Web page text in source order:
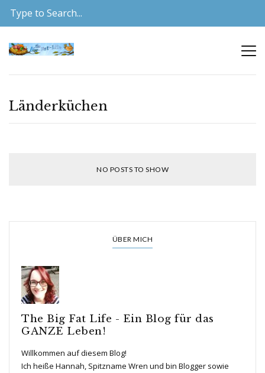
Länderküchen
NO POSTS TO SHOW
ÜBER MICH
The Big Fat Life - Ein Blog für das
GANZE Leben!
Willkommen auf diesem Blog!
Ich heiße Hannah, Spitzname Wren und bin Blogger sowie